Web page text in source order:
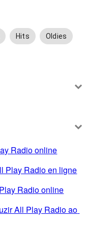
Hits Oldies
Radio online
Play Radio en ligne
Radio online
All Play Radio ao